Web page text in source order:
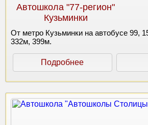
Автошкола "77-регион"
Кузьминки
От метро Кузьминки на автобусе 99,
332м, 399м.
Подробнее